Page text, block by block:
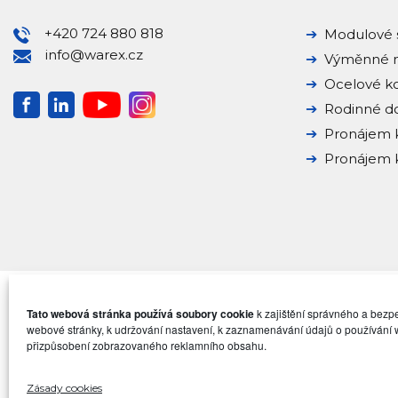
Tato webová stránka používá soubory cookiek zajištění správného a
webové stránky, k udržování nastavení, k zaznamenávání údajů o používání
přizpůsobení zobrazovaného reklamního obsahu.
Zásady cookies
+420 724 880 818
info@warex.cz
Modulové
Výměnné
Ocelové
Rodinné
Pronájem
Pronájem